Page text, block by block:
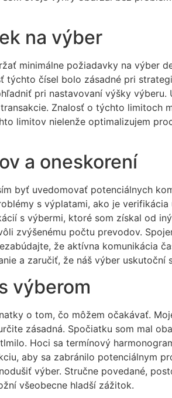
na výber
minimálne požiadavky na výber
čísel bolo zásadné pri
pri nastavovaní výšky
Znalosť o týchto limitoch
limitov nielenže optimalizujem
a oneskorení
byť uvedomovať potenciálnych
s výplatami, ako je
s výbermi, ktoré som získal od
zvýšenému počtu prevodov.
že aktívna komunikácia
a zaručiť, že náš výber uskutoční
výberom
o tom, čo môžem očakávať.
zásadná. Spočiatku som mal
Hoci sa termínový
aby sa zabránilo potenciálnym
výber. Stručne povedané,
všeobecne hladší zážitok.